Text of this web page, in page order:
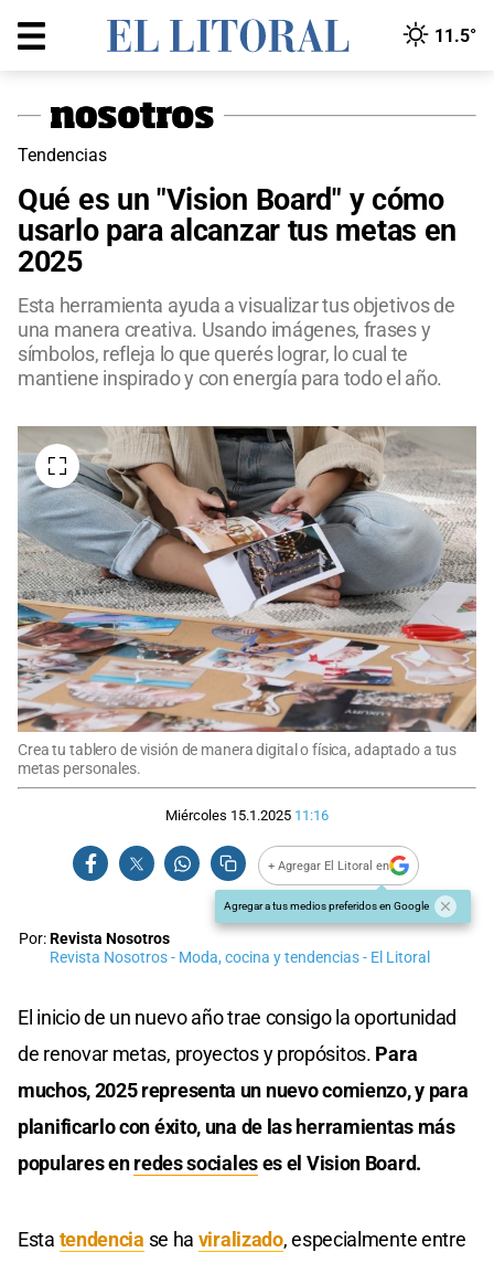
11.5°
Tendencias
Qué es un "Vision Board" y cómo
usarlo para alcanzar tus metas en
2025
Esta herramienta ayuda a visualizar tus objetivos de
una manera creativa. Usando imágenes, frases y
símbolos, refleja lo que querés lograr, lo cual te
mantiene inspirado y con energía para todo el año.
Crea tu tablero de visión de manera digital o física, adaptado a tus
metas personales.
Miércoles 15.1.2025 11:16
+ Agregar El Litoral en
Agregar a tus medios preferidos en Google
Por:Revista Nosotros
Revista Nosotros - Moda, cocina y tendencias - El Litoral
El inicio de un nuevo año trae consigo la oportunidad
de renovar metas, proyectos y propósitos. Para
muchos, 2025 representa un nuevo comienzo, y para
planificarlo con éxito, una de las herramientas más
populares enredes socialeses el Vision Board.
Esta tendencia se ha viralizado, especialmente entre